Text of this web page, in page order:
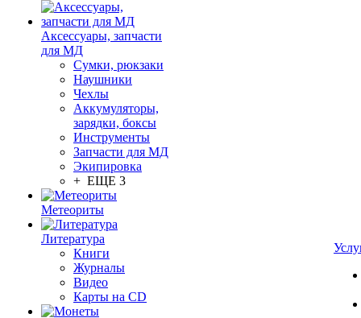
Аксессуары, запчасти
для МД
Сумки, рюкзаки
Наушники
Чехлы
Аккумуляторы,
зарядки, боксы
Инструменты
Запчасти для МД
Экипировка
+ ЕЩЕ 3
Метеориты
Литература
Книги
Журналы
Видео
Карты на CD